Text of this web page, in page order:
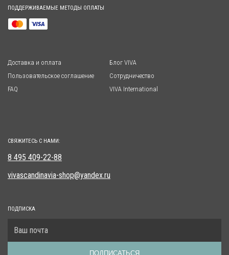
ПОДДЕРЖИВАЕМЫЕ МЕТОДЫ ОПЛАТЫ
Доставка и оплата
Пользовательское соглашение
FAQ
Блог VIVA
Сотрудничество
VIVA International
СВЯЖИТЕСЬ С НАМИ:
8 495 409-22-88
vivascandinavia-shop@yandex.ru
ПОДПИСКА
ПОДПИСАТЬСЯ